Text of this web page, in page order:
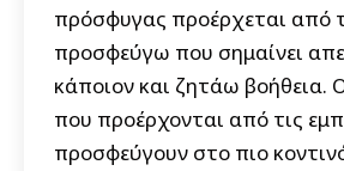
πρόσφυγας προέρχεται από
προσφεύγω που σημαίνει
κάποιον και ζητάω βοήθεια.
που προέρχονται από τις
προσφεύγουν στο πιο